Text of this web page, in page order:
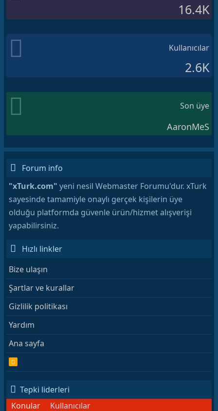
16.4K
Kullanıcılar
2.6K
Son üye
AaronMeS
Forum info
"xTurk.com" yeni nesil Webmaster Forumu'dur. xTurk
sayesinde tamamiyle onaylı gerçek kişilerin üye
olduğu platformda güvenle ürün/hizmet alışverişi
yapabilirsiniz.
Hızlı linkler
Bize ulaşın
Şartlar ve kurallar
Gizlilik politikası
Yardım
Ana sayfa
R
S
Tepki liderleri
Konular
Kullanıcılar